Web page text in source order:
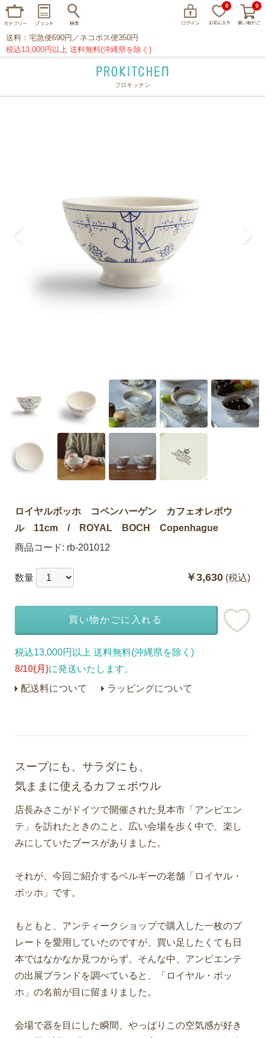
0 0
閉じる
送料：宅急便690円／ネコポス便350円
税込13,000円以上 送料無料(沖縄県を除く)
プロキッチン
ロイヤルボッホ コペンハーゲン カフェオレボウ
ル 11cm / ROYAL BOCH Copenhague
商品コード: rb-201012
￥3,630 (税込)
数量
買い物かごに入れる
税込13,000円以上 送料無料(沖縄県を除く)
8/10(月)に発送いたします。
配送料について
ラッピングについて
スープにも、サラダにも、
気ままに使えるカフェボウル
店長みさこがドイツで開催された見本市「アンビエン
テ」を訪れたときのこと。広い会場を歩く中で、楽し
みにしていたブースがありました。
それが、今回ご紹介するベルギーの老舗「ロイヤル・
ボッホ」です。
もともと、アンティークショップで購入した一枚のプ
レートを愛用していたのですが、買い足したくても日
本ではなかなか見つからず。そんな中、アンビエンテ
の出展ブランドを調べていると、「ロイヤル・ボッ
ホ」の名前が目に留まりました。
会場で器を目にした瞬間、やっぱりこの空気感が好き